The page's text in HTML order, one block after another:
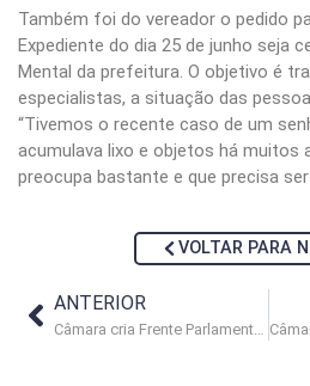
Também foi do vereador o pedido
Expediente do dia 25 de junho seja
Mental da prefeitura. O objetivo é
especialistas, a situação das
“Tivemos o recente caso de um
acumulava lixo e objetos há muitos
preocupa bastante e que precisa
VOLTAR PARA
ANTERIOR
Câmara cria Frente Parlamentar para a revitalização do Centro de Macaé